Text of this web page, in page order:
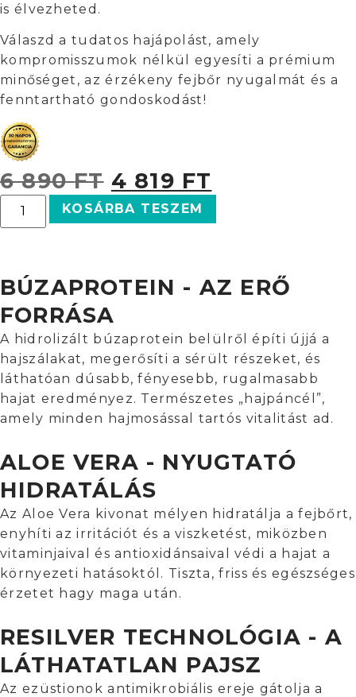
is élvezheted.
Válaszd a tudatos hajápolást, amely
kompromisszumok nélkül egyesíti a prémium
minőséget, az érzékeny fejbőr nyugalmát és a
fenntartható gondoskodást!
6 890FT 4 819 FT
KOSÁRBA TESZEM
BÚZAPROTEIN - AZ ERŐ
FORRÁSA
A hidrolizált búzaprotein belülről építi újjá a
hajszálakat, megerősíti a sérült részeket, és
láthatóan dúsabb, fényesebb, rugalmasabb
hajat eredményez. Természetes „hajpáncél”,
amely minden hajmosással tartós vitalitást ad.
ALOE VERA - NYUGTATÓ
HIDRATÁLÁS
Az Aloe Vera kivonat mélyen hidratálja a fejbőrt,
enyhíti az irritációt és a viszketést, miközben
vitaminjaival és antioxidánsaival védi a hajat a
környezeti hatásoktól. Tiszta, friss és egészséges
érzetet hagy maga után.
RESILVER TECHNOLÓGIA - A
LÁTHATATLAN PAJSZ
Az ezüstionok antimikrobiális ereje gátolja a